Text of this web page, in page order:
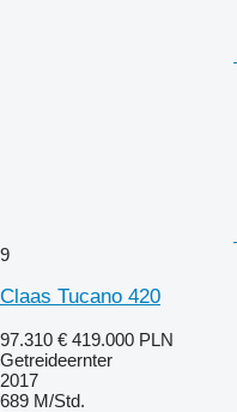
9
Claas Tucano 420
97.310 € 419.000 PLN
Getreideernter
2017
689 M/Std.